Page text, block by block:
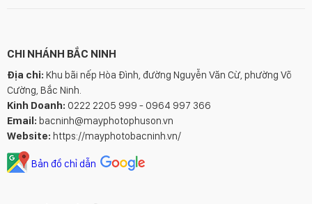
CHI NHÁNH BẮC NINH
Địa chỉ: Khu bãi nếp Hòa Đình, đường Nguyễn Văn Cừ, phường Võ
Cường, Bắc Ninh.
Kinh Doanh: 0222 2205 999 - 0964 997 366
Email: bacninh@mayphotophuson.vn
Website: https://mayphotobacninh.vn/
Bản đồ chỉ dẫn